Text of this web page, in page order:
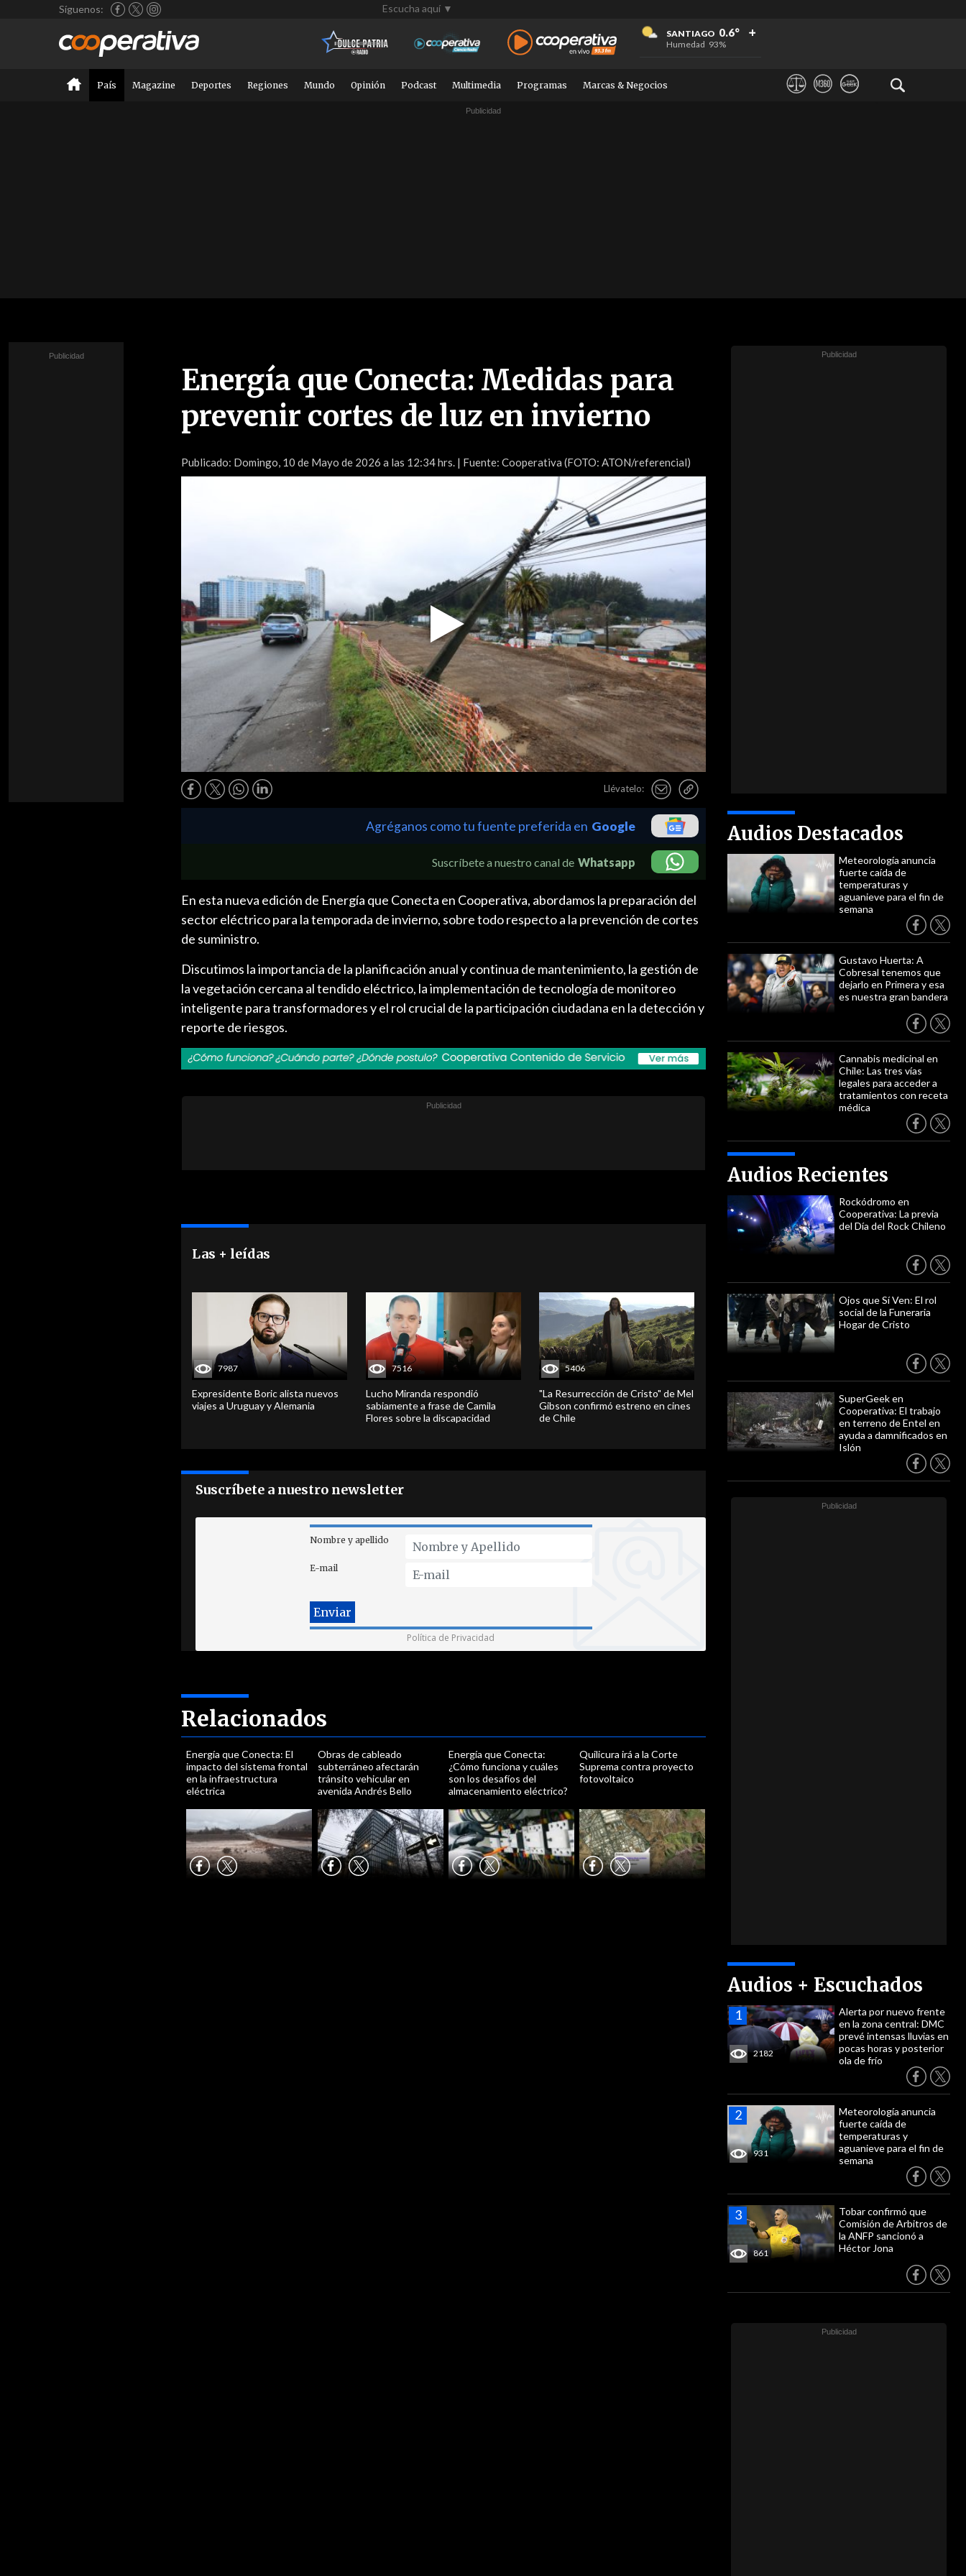
Síguenos: Escucha aquí ▼
SANTIAGO 0.6°
Humedad 93%
+
+
+
País Magazine Deportes Regiones Mundo Opinión Podcast Multimedia Programas Marcas & Negocios
Energía que Conecta: Medidas para
prevenir cortes de luz en invierno
Publicado: Domingo, 10 de Mayo de 2026 a las 12:34 hrs. | Fuente: Cooperativa (FOTO: ATON/referencial)
Play
Video
Llévatelo:
Audios Destacados
Meteorología anuncia
fuerte caída de
temperaturas y
aguanieve para el fin de
semana
Gustavo Huerta: A
Cobresal tenemos que
dejarlo en Primera y esa
es nuestra gran bandera
Cannabis medicinal en
Chile: Las tres vías
legales para acceder a
tratamientos con receta
médica
Audios Recientes
Rockódromo en
Cooperativa: La previa
del Día del Rock Chileno
Ojos que Sí Ven: El rol
social de la Funeraria
Hogar de Cristo
SuperGeek en
Cooperativa: El trabajo
en terreno de Entel en
ayuda a damnificados en
Islón
Audios + Escuchados
2182
Alerta por nuevo frente
en la zona central: DMC
prevé intensas lluvias en
pocas horas y posterior
ola de frío
931
Meteorología anuncia
fuerte caída de
temperaturas y
aguanieve para el fin de
semana
861
Tobar confirmó que
Comisión de Arbitros de
la ANFP sancionó a
Héctor Jona
Agréganos como tu fuente preferida en Google
Suscríbete a nuestro canal de Whatsapp
En esta nueva edición de Energía que Conecta en Cooperativa, abordamos la preparación del
sector eléctrico para la temporada de invierno, sobre todo respecto a la prevención de cortes
de suministro.
Discutimos la importancia de la planificación anual y continua de mantenimiento, la gestión de
la vegetación cercana al tendido eléctrico, la implementación de tecnología de monitoreo
inteligente para transformadores y el rol crucial de la participación ciudadana en la detección y
reporte de riesgos.
Las + leídas
7987
Expresidente Boric alista nuevos
viajes a Uruguay y Alemania
7516
Lucho Miranda respondió
sabiamente a frase de Camila
Flores sobre la discapacidad
5406
"La Resurrección de Cristo" de Mel
Gibson confirmó estreno en cines
de Chile
Suscríbete a nuestro newsletter
Nombre y apellido
E-mail
Política de Privacidad
Relacionados
Energía que Conecta: El
impacto del sistema frontal
en la infraestructura
eléctrica
Obras de cableado
subterráneo afectarán
tránsito vehicular en
avenida Andrés Bello
Energía que Conecta:
¿Cómo funciona y cuáles
son los desafíos del
almacenamiento eléctrico?
Quilicura irá a la Corte
Suprema contra proyecto
fotovoltaico